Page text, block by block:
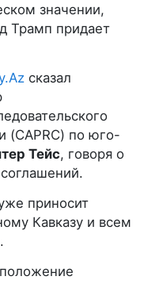
значении,
Трамп придает
сказал
(CAPRC) по юго-
Тейс, говоря о
приносит
Кавказу и всем